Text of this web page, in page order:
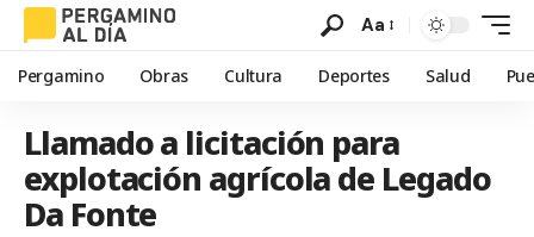
Aa
Pergamino Obras Cultura Deportes Salud
Llamado a licitación para
explotación agrícola de Legado
Da Fonte